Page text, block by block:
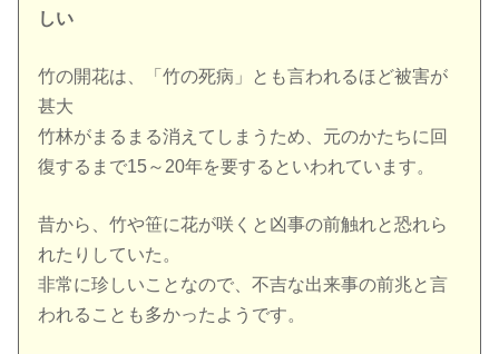
しい
竹の開花は、「竹の死病」とも言われるほど被害が
甚大
竹林がまるまる消えてしまうため、元のかたちに回
復するまで15～20年を要するといわれています。
昔から、竹や笹に花が咲くと凶事の前触れと恐れら
れたりしていた。
非常に珍しいことなので、不吉な出来事の前兆と言
われることも多かったようです。